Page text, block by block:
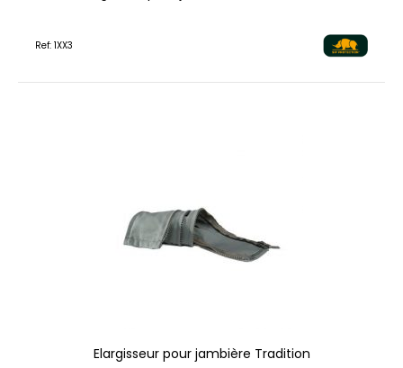
Ref: 1XX3
Elargisseur pour jambière Tradition